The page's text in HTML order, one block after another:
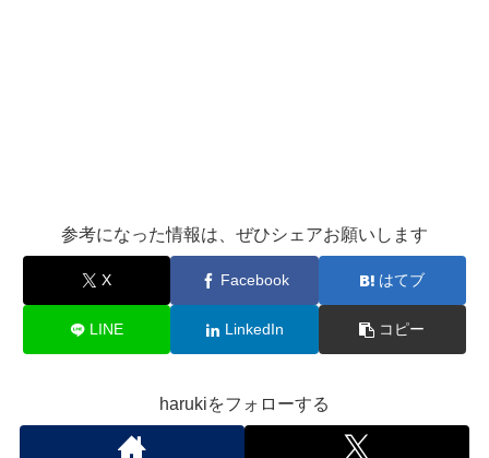
参考になった情報は、ぜひシェアお願いします
X Facebook はてブ
LINE LinkedIn コピー
harukiをフォローする